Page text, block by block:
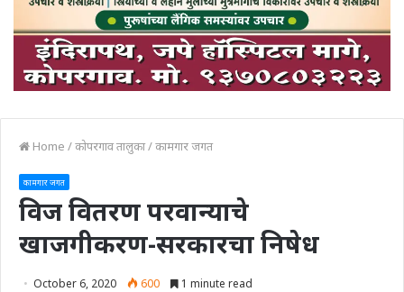
Home /कोपरगाव तालुका/कामगार जगत
कामगार जगत
विज वितरण परवान्याचे
खाजगीकरण-सरकारचा निषेध
October 6, 2020 600 1 minute read